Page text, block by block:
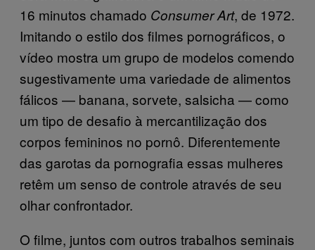
16 minutos chamado Consumer Art, de 1972.
Imitando o estilo dos filmes pornográficos, o
vídeo mostra um grupo de modelos comendo
sugestivamente uma variedade de alimentos
fálicos — banana, sorvete, salsicha — como
um tipo de desafio à mercantilização dos
corpos femininos no pornô. Diferentemente
das garotas da pornografia essas mulheres
retêm um senso de controle através de seu
olhar confrontador.
O filme, juntos com outros trabalhos seminais